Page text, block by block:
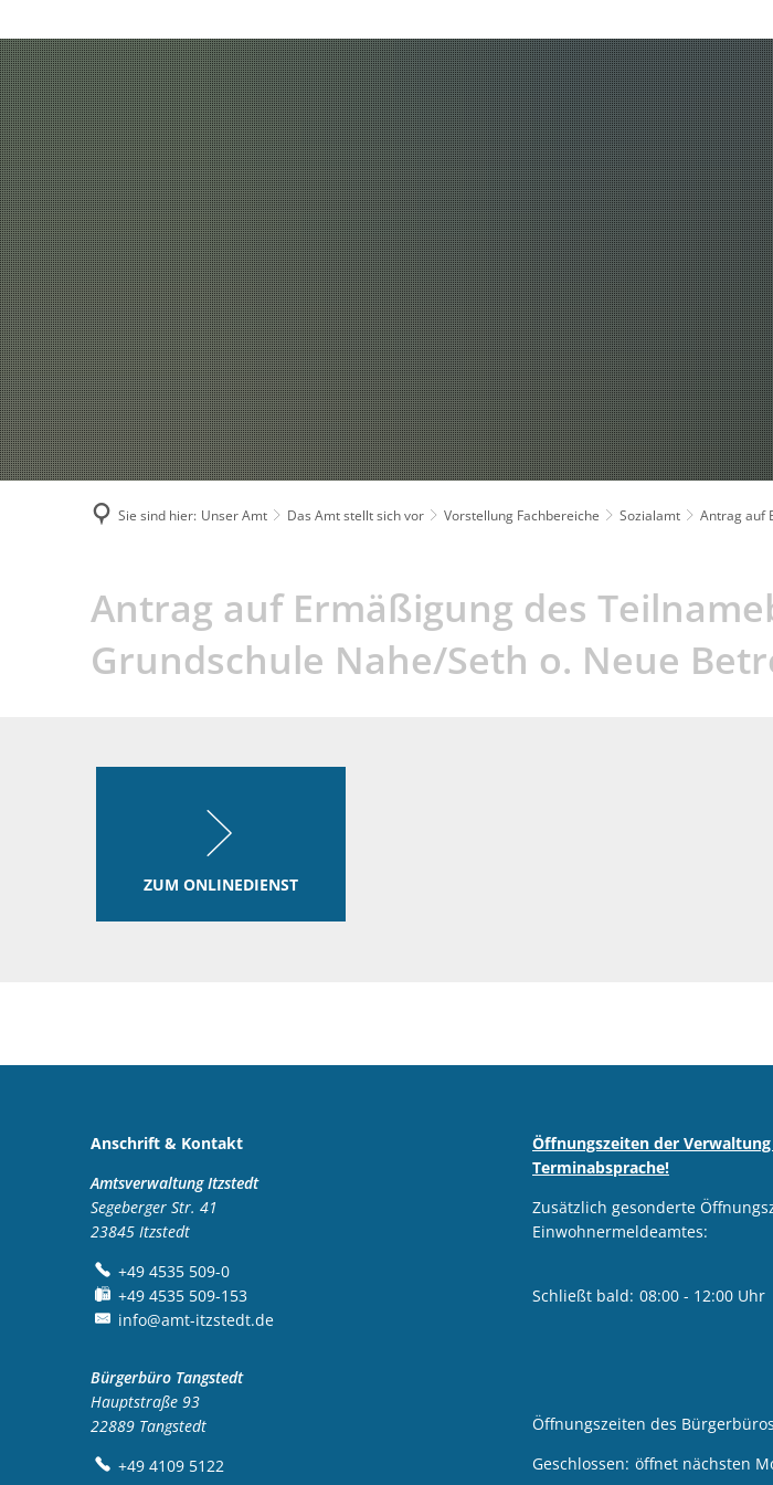
Aktuell Unser Amt
Sie sind hier: Unser Amt Das Amt stellt sich vor Vorstellung Fachbereiche Sozialamt Antrag auf
Antrag
Teilnahembeitrages
BGN/BGS
Antrag auf Ermäßigung des
Grundschule Nahe/Seth o. Neue
ZUM ONLINEDIENST
Anschrift & Kontakt
Amtsverwaltung Itzstedt
Segeberger Str. 41
23845 Itzstedt
+49 4535 509-0
+49 4535 509-153
info@amt-itzstedt.de
Bürgerbüro Tangstedt
Hauptstraße 93
22889 Tangstedt
+49 4109 5122
Öffnungszeiten der
Terminabsprache!
Zusätzlich gesonderte
Einwohnermeldeamtes:
Klicken, um weitere Öffnungs-
Schließt bald: 08:00 - 12:00 Uhr
Öffnungszeiten des
Klicken, um weitere Öffnungs-
Geschlossen: öffnet nächsten